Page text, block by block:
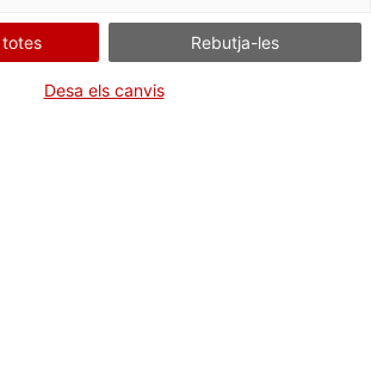
. Obre en una nova finestra.
empreses catalanes del sector
Rebutja-les
Desa els canvis